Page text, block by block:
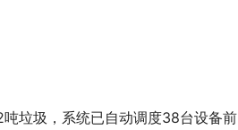
垃圾，系统已自动调度38台设备前